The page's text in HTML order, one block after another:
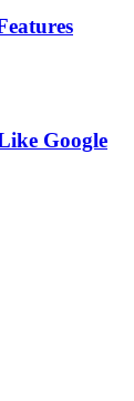
Google